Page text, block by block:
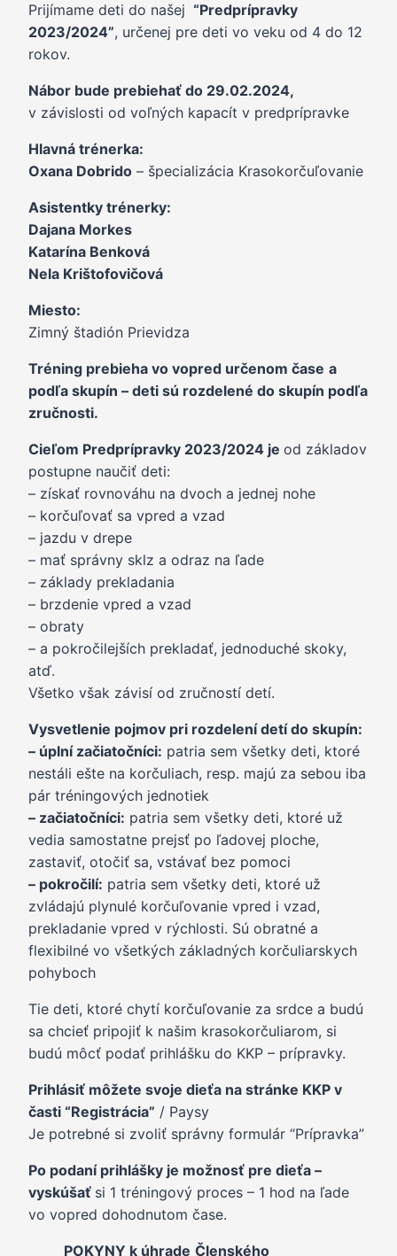
Prijímame deti do našej “Predprípravky
2023/2024”, určenej pre deti vo veku od 4 do 12
rokov.
Nábor bude prebiehať do 29.02.2024,
v závislosti od voľných kapacít v predprípravke
Hlavná trénerka:
Oxana Dobrido – špecializácia Krasokorčuľovanie
Asistentky trénerky:
Dajana Morkes
Katarína Benková
Nela Krištofovičová
Miesto:
Zimný štadión Prievidza
Tréning prebieha vo vopred určenom čase a
podľa skupín – deti sú rozdelené do skupín podľa
zručnosti.
Cieľom Predprípravky 2023/2024 je od základov
postupne naučiť deti:
– získať rovnováhu na dvoch a jednej nohe
– korčuľovať sa vpred a vzad
– jazdu v drepe
– mať správny sklz a odraz na ľade
– základy prekladania
– brzdenie vpred a vzad
– obraty
– a pokročilejších prekladať, jednoduché skoky,
atď.
Všetko však závisí od zručností detí.
Vysvetlenie pojmov pri rozdelení detí do skupín:
– úplní začiatočníci: patria sem všetky deti, ktoré
nestáli ešte na korčuliach, resp. majú za sebou iba
pár tréningových jednotiek
– začiatočníci: patria sem všetky deti, ktoré už
vedia samostatne prejsť po ľadovej ploche,
zastaviť, otočiť sa, vstávať bez pomoci
– pokročilí: patria sem všetky deti, ktoré už
zvládajú plynulé korčuľovanie vpred i vzad,
prekladanie vpred v rýchlosti. Sú obratné a
flexibilné vo všetkých základných korčuliarskych
pohyboch
Tie deti, ktoré chytí korčuľovanie za srdce a budú
sa chcieť pripojiť k našim krasokorčuliarom, si
budú môcť podať prihlášku do KKP – prípravky.
Prihlásiť môžete svoje dieťa na stránke KKP v
časti “Registrácia” / Paysy
Je potrebné si zvoliť správny formulár “Prípravka”
Po podaní prihlášky je možnosť pre dieťa –
vyskúšať si 1 tréningový proces – 1 hod na ľade
vo vopred dohodnutom čase.
POKYNY k úhrade Členského